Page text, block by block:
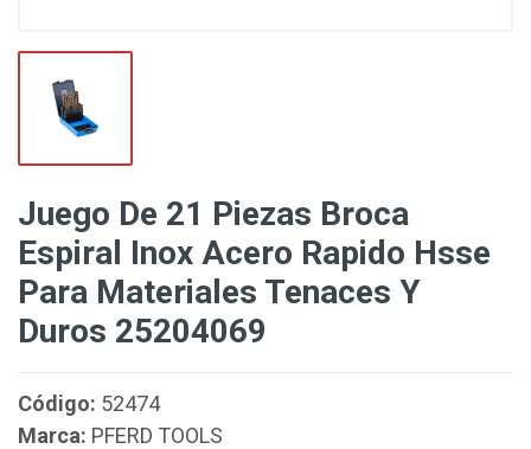
Juego De 21 Piezas Broca
Espiral Inox Acero Rapido Hsse
Para Materiales Tenaces Y
Duros 25204069
Código: 52474
Marca: PFERD TOOLS